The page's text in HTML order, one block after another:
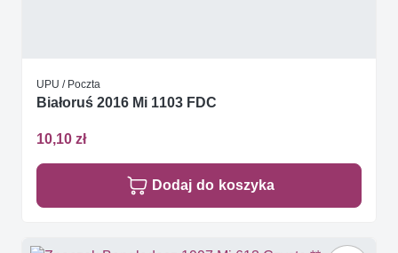
UPU / Poczta
Białoruś 2016 Mi 1103 FDC
10,10 zł
Dodaj do koszyka